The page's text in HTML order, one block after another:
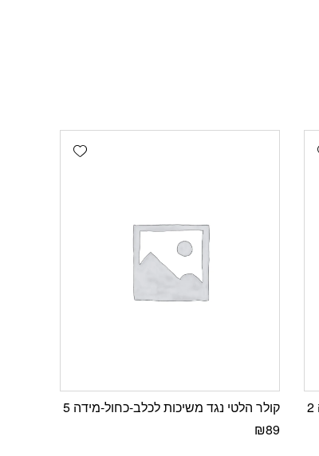
Add
Add wishlist
קולר הלטי נגד משיכות לכלב-כחול-מידה 5
₪89